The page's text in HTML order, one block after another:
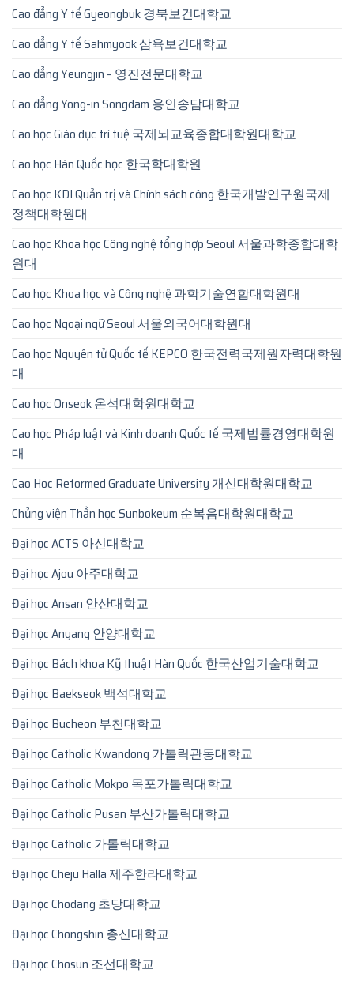
Cao đẳng Y tế Gyeongbuk 경북보건대학교
Cao đẳng Y tế Sahmyook 삼육보건대학교
Cao đẳng Yeungjin – 영진전문대학교
Cao đẳng Yong-in Songdam 용인송담대학교
Cao học Giáo dục trí tuệ 국제뇌교육종합대학원대학교
Cao học Hàn Quốc học 한국학대학원
Cao học KDI Quản trị và Chính sách công 한국개발연구원국제
정책대학원대
Cao học Khoa học Công nghệ tổng hợp Seoul 서울과학종합대학
원대
Cao học Khoa học và Công nghệ 과학기술연합대학원대
Cao học Ngoại ngữ Seoul 서울외국어대학원대
Cao học Nguyên tử Quốc tế KEPCO 한국전력국제원자력대학원
대
Cao học Onseok 온석대학원대학교
Cao học Pháp luật và Kinh doanh Quốc tế 국제법률경영대학원
대
Cao Hoc Reformed Graduate University 개신대학원대학교
Chủng viện Thần học Sunbokeum 순복음대학원대학교
Đại học ACTS 아신대학교
Đại học Ajou 아주대학교
Đại học Ansan 안산대학교
Đại học Anyang 안양대학교
Đại học Bách khoa Kỹ thuật Hàn Quốc 한국산업기술대학교
Đại học Baekseok 백석대학교
Đại học Bucheon 부천대학교
Đại học Catholic Kwandong 가톨릭관동대학교
Đại học Catholic Mokpo 목포가톨릭대학교
Đại học Catholic Pusan 부산가톨릭대학교
Đại học Catholic 가톨릭대학교
Đại học Cheju Halla 제주한라대학교
Đại học Chodang 초당대학교
Đại học Chongshin 총신대학교
Đại học Chosun 조선대학교